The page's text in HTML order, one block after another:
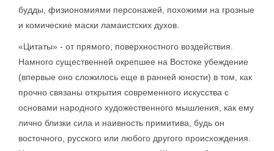
будды, физиономиями персонажей, похожими на грозные
и комические маски ламаистских духов.
«Цитаты» - от прямого, поверхностного воздействия.
Намного существенней окрепшее на Востоке убеждение
(впервые оно сложилось еще в ранней юности) в том, как
прочно связаны открытия современного искусства с
основами народного художественного мышления, как ему
лично близки сила и наивность примитива, будь он
восточного, русского или любого другого происхождения.